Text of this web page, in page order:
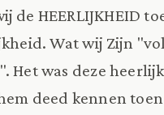
de HEERLIJKHEID
Wat wij Zijn
was deze
deed kennen